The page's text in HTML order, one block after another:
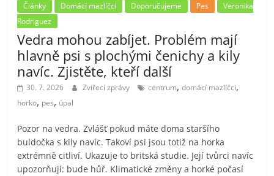
Články Domácí mazlíčci Doporučujeme Pes
Veronika
Rodriguez
Vedra mohou zabíjet. Problém mají
hlavně psi s plochými čenichy a kily
navíc. Zjistěte, kteří další
30. 7. 2026 Zvířecí zprávy centrum,domácí mazlíčci,
horko, pes, úpal
Pozor na vedra. Zvlášť pokud máte doma staršího
buldočka s kily navíc. Takoví psi jsou totiž na horka
extrémně citliví. Ukazuje to britská studie. Její tvůrci navíc
upozorňují: bude hůř. Klimatické změny a horké počasí